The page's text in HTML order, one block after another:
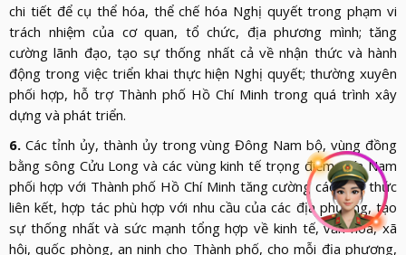
chi tiết để cụ thể hóa, thể chế hóa Nghị quyết trong phạm vi
trách nhiệm của cơ quan, tổ chức, địa phương mình; tăng
cường lãnh đạo, tạo sự thống nhất cả về nhận thức và hành
động trong việc triển khai thực hiện Nghị quyết; thường xuyên
phối hợp, hỗ trợ Thành phố Hồ Chí Minh trong quá trình xây
dựng và phát triển.
6. Các tỉnh ủy, thành ủy trong vùng Đông Nam bộ, vùng đồng
bằng sông Cửu Long và các vùng kinh tế trọng điểm phía Nam
phối hợp với Thành phố Hồ Chí Minh tăng cường các hình thức
liên kết, hợp tác phù hợp với nhu cầu của các địa phương, tạo
sự thống nhất và sức mạnh tổng hợp về kinh tế, văn hóa, xã
hội, quốc phòng, an ninh cho Thành phố, cho mỗi địa phương,